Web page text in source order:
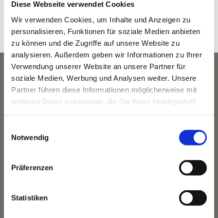
Diese Webseite verwendet Cookies
Wir verwenden Cookies, um Inhalte und Anzeigen zu
personalisieren, Funktionen für soziale Medien anbieten
zu können und die Zugriffe auf unsere Website zu
analysieren. Außerdem geben wir Informationen zu Ihrer
Verwendung unserer Website an unsere Partner für
soziale Medien, Werbung und Analysen weiter. Unsere
Partner führen diese Informationen möglicherweise mit
weiteren Daten zusammen, die Sie ihnen bereitgestellt
Notwendig
Präferenzen
Statistiken
8:30 a.m. - 9:30 a.m.
Veranstaltungskategorie:
Yoga